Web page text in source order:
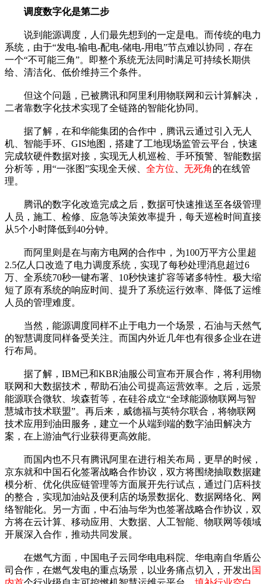
调度数字化是第二步
说到能源调度，人们最先想到的一定是电。而传统的电力
系统，由于“发电-输电-配电-储电-用电”节点难以协同，存在
一个“不可能三角”。即整个系统无法同时满足可持续长期供
给、清洁化、低价维持三个条件。
但这个问题，已被腾讯和阿里利用物联网和云计算解决，
二者靠数字化技术实现了全链路的智能化协同。
据了解，在和华能集团的合作中，腾讯云通过引入无人
机、智能手环、GIS地图，搭建了工地现场监管云平台，快速
完成软硬件数据对接，实现无人机巡检、手环预警、智能数据
分析等，用“一张图”实现全天候、 全方位 无死角的在线管
理。
腾讯的数字化改造完成之后，数据可快速推送至各级管理
人员，施工、检修、应急等决策效率提升，每天巡检时间直接
从5个小时降低到40分钟。
而阿里则是在与南方电网的合作中，为100万平方公里超
2.5亿人口改造了电力调度系统，实现了每秒处理消息超过6
万、全系统70秒一键布署、10秒快速扩容等诸多特性。极大缩
短了原有系统的响应时间、提升了系统运行效率、降低了运维
人员的管理难度。
当然，能源调度同样不止于电力一个场景，石油与天然气
的智慧调度同样备受关注。而国内外近几年也有很多企业在进
行布局。
据了解，IBM已和KBR油服公司宣布开展合作，将利用物
联网和大数据技术，帮助石油公司提高运营效率。之后，远景
能源联合微软、埃森哲等，在硅谷成立“全球能源物联网与智
慧城市技术联盟”。再后来，威德福与英特尔联合，将物联网
技术应用到油田服务，建立一个从端到端的数字油田解决方
案，在上游油气行业获得更高效能。
而国内也不只有腾讯阿里在进行相关布局，更早的时候，
京东就和中国石化签署战略合作协议，双方将围绕抽取数据建
模分析、优化供应链管理等方面展开先行试点，通过门店科技
的整合，实现加油站及便利店的场景数据化、数据网络化、网
络智能化。另一方面，中石油与华为也签署战略合作协议，双
方将在云计算、移动应用、大数据、人工智能、物联网等领域
开展深入合作，推动共同发展。
在燃气方面，中国电子云同华电电科院、华电南自华盾公
司合作，在燃气发电的重点场景，以业务痛点切入，开发出 国